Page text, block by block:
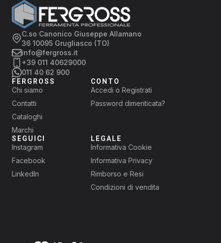
C.so Canonico Giuseppe Allamano
36 10095 Grugliasco (TO)
info@fergross.it
+39 011 40629000
011 40 62 900
FERGROSS
Chi siamo
Contatti
Cataloghi
Marchi
CONTO
Accedi o Registrati
Password dimenticata?
SEGUICI
Instagram
Facebook
LinkedIn
LEGALE
Informativa Cookie
Informativa Privacy
Rimborso e Resi
Condizioni di vendita